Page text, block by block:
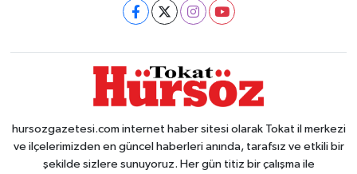
hursozgazetesi.com internet haber sitesi olarak Tokat il merkezi
ve ilçelerimizden en güncel haberleri anında, tarafsız ve etkili bir
şekilde sizlere sunuyoruz. Her gün titiz bir çalışma ile